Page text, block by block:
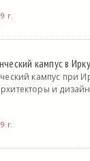
г.
кампус в
кампус при
и
г.